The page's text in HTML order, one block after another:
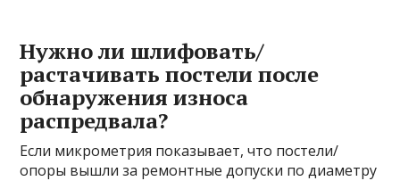
Нужно ли шлифовать/
растачивать постели после
обнаружения износа
распредвала?
Если микрометрия показывает, что постели/
опоры вышли за ремонтные допуски по диаметру